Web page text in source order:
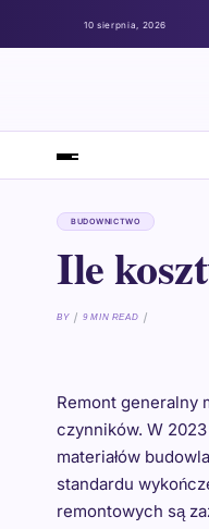
10 sierpnia, 2026
BUDOWNICTWO
Ile
BY 9 MIN READ
Remont generalny
czynników. W
materiałów
standardu
remontowych są